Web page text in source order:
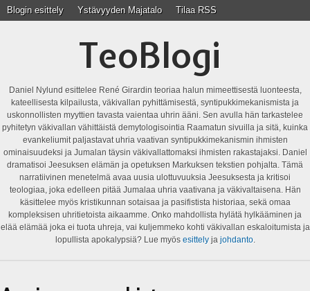
Blogin esittely Ystävyyden Majatalo Tilaa RSS
TeoBlogi
Daniel Nylund esittelee René Girardin teoriaa halun mimeettisestä luonteesta,
kateellisesta kilpailusta, väkivallan pyhittämisestä, syntipukkimekanismista ja
uskonnollisten myyttien tavasta vaientaa uhrin ääni. Sen avulla hän tarkastelee
pyhitetyn väkivallan vähittäistä demytologisointia Raamatun sivuilla ja sitä, kuinka
evankeliumit paljastavat uhria vaativan syntipukkimekanismin ihmisten
ominaisuudeksi ja Jumalan täysin väkivallattomaksi ihmisten rakastajaksi. Daniel
dramatisoi Jeesuksen elämän ja opetuksen Markuksen tekstien pohjalta. Tämä
narratiivinen menetelmä avaa uusia ulottuvuuksia Jeesuksesta ja kritisoi
teologiaa, joka edelleen pitää Jumalaa uhria vaativana ja väkivaltaisena. Hän
käsittelee myös kristikunnan sotaisaa ja pasifistista historiaa, sekä omaa
kompleksisen uhritietoista aikaamme. Onko mahdollista hylätä hylkääminen ja
elää elämää joka ei tuota uhreja, vai kuljemmeko kohti väkivallan eskaloitumista ja
lopullista apokalypsiä? Lue myös esittelyja johdanto.